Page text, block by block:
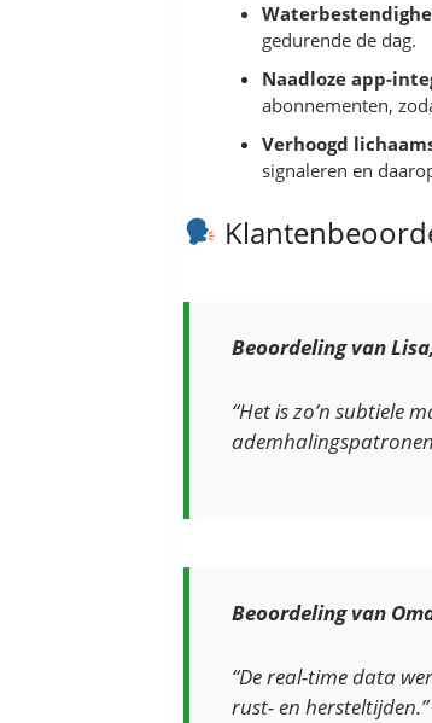
gedurende de dag.
Naadloze app-
abonnementen,
Verhoogd
signaleren en
Beoordeling van
“Het is zo’n subtiele
Beoordeling van
“De real-time data
rust- en hersteltijden.”